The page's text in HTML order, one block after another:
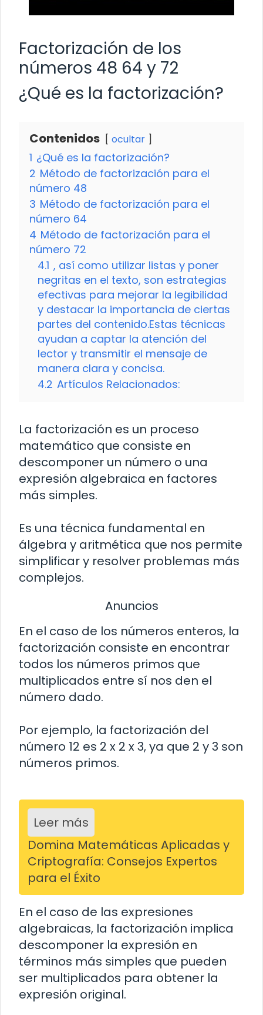
Factorización de los
números 48 64 y 72
¿Qué es la factorización?
Contenidos ocultar
1 ¿Qué es la factorización?
2 Método de factorización para el
número 48
3 Método de factorización para el
número 64
4 Método de factorización para el
número 72
4.1 , así como utilizar listas y poner
negritas en el texto, son estrategias
efectivas para mejorar la legibilidad
y destacar la importancia de ciertas
partes del contenido.Estas técnicas
ayudan a captar la atención del
lector y transmitir el mensaje de
manera clara y concisa.
4.2 Artículos Relacionados:
La factorización es un proceso
matemático que consiste en
descomponer un número o una
expresión algebraica en factores
más simples.
Es una técnica fundamental en
álgebra y aritmética que nos permite
simplificar y resolver problemas más
complejos.
Anuncios
En el caso de los números enteros, la
factorización consiste en encontrar
todos los números primos que
multiplicados entre sí nos den el
número dado.
Por ejemplo, la factorización del
número 12 es 2 x 2 x 3, ya que 2 y 3 son
números primos.
Leer más
Domina Matemáticas Aplicadas y
Criptografía: Consejos Expertos
para el Éxito
En el caso de las expresiones
algebraicas, la factorización implica
descomponer la expresión en
términos más simples que pueden
ser multiplicados para obtener la
expresión original.